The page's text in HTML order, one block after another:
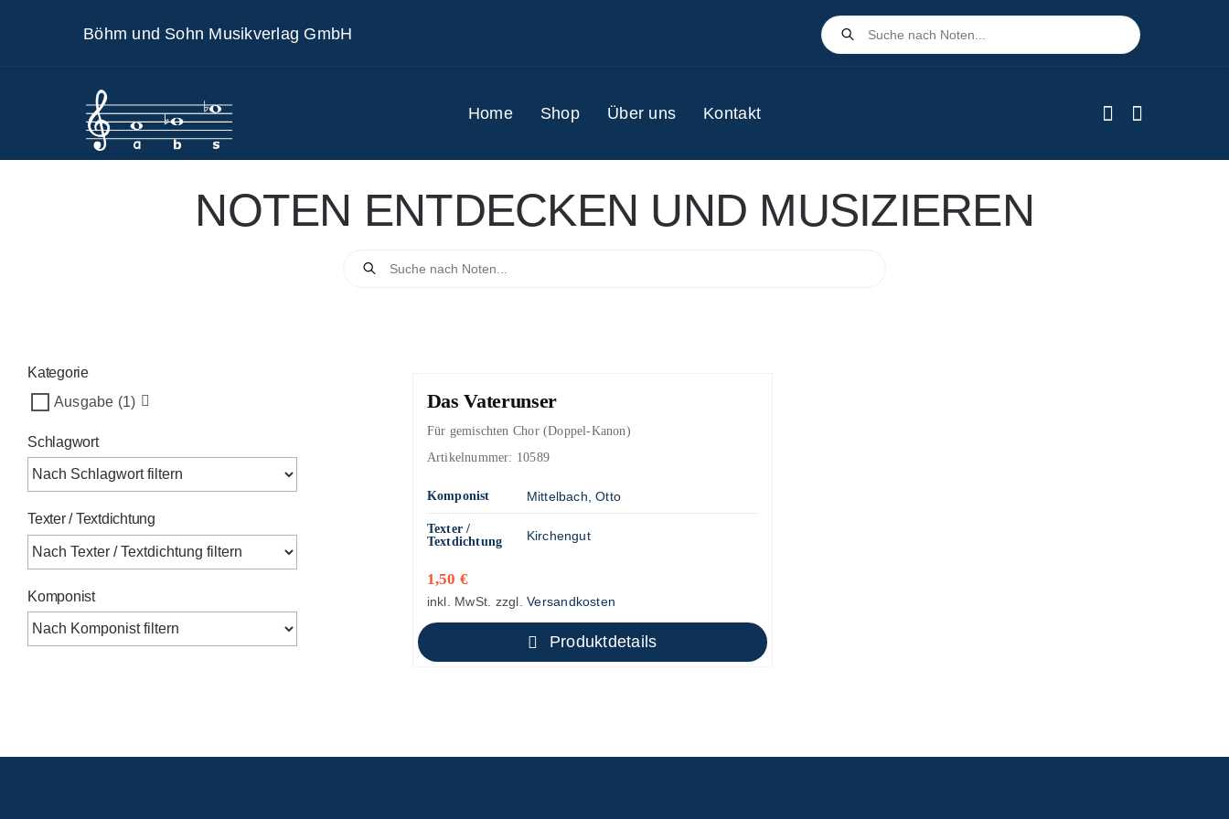
Böhm und Sohn Musikverlag GmbH
Products
search
Home Shop Über uns Kontakt
NOTEN ENTDECKEN UND MUSIZIEREN
search
Das Vaterunser
Für gemischten Chor (Doppel-Kanon)
Artikelnummer: 10589
Komponist Mittelbach, Otto
Texter /
Textdichtung
Kirchengut
1,50€
inkl. MwSt. zzgl.Versandkosten
Produktdetails
Kategorie
Ausgabe (1)
Schlagwort
Texter / Textdichtung
Komponist